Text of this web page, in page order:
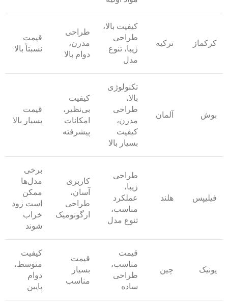
کرکماز ترکیه
کیفیت بالا،
طراحی
زیبا، تنوع
مدل
طراحی
مدرن،
دوام بالا
قیمت
نسبتاً بالا
بوش آلمان
تکنولوژی
بالا،
طراحی
مدرن،
کیفیت
بسیار بالا
کیفیت
بی‌نظیر،
امکانات
پیشرفته
قیمت
بسیار بالا
فیلیپس هلند
طراحی
زیبا،
عملکرد
مناسب،
تنوع مدل
کاربری
آسان،
طراحی
ارگونومیک
برخی
مدل‌ها
ممکن
است زود
خراب
شوند
یونیک چین
قیمت
مناسب،
طراحی
ساده
قیمت
بسیار
مناسب
کیفیت
متوسط،
دوام
پایین